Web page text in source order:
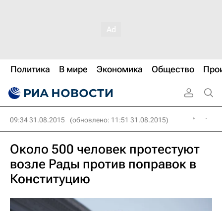
Политика В мире Экономика Общество
09:34 31.08.2015 (обновлено: 11:51 31.08.2015)
Около 500 человек протестуют
возле Рады против поправок в
Конституцию